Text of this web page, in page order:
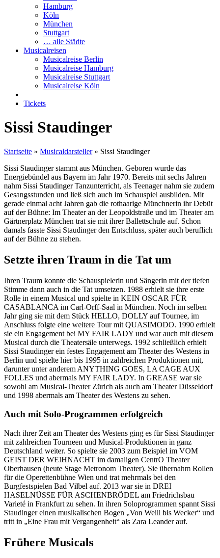
Hamburg
Köln
München
Stuttgart
… alle Städte
Musicalreisen
Musicalreise Berlin
Musicalreise Hamburg
Musicalreise Stuttgart
Musicalreise Köln
Tickets
Sissi Staudinger
Startseite » Musicaldarsteller» Sissi Staudinger
Sissi Staudinger stammt aus München. Geboren wurde das
Energiebündel aus Bayern im Jahr 1970. Bereits mit sechs Jahren
nahm Sissi Staudinger Tanzunterricht, als Teenager nahm sie zudem
Gesangsstunden und ließ sich auch im Schauspiel ausbilden. Mit
gerade einmal acht Jahren gab die rothaarige Münchnerin ihr Debüt
auf der Bühne: Im Theater an der Leopoldstraße und im Theater am
Gärtnerplatz München trat sie mit ihrer Ballettschule auf. Schon
damals fasste Sissi Staudinger den Entschluss, später auch beruflich
auf der Bühne zu stehen.
Setzte ihren Traum in die Tat um
Ihren Traum konnte die Schauspielerin und Sängerin mit der tiefen
Stimme dann auch in die Tat umsetzen. 1988 erhielt sie ihre erste
Rolle in einem Musical und spielte in KEIN OSCAR FÜR
CASABLANCA im Carl-Orff-Saal in München. Noch im selben
Jahr ging sie mit dem Stück HELLO, DOLLY auf Tournee, im
Anschluss folgte eine weitere Tour mit QUASIMODO. 1990 erhielt
sie ein Engagement bei MY FAIR LADY und war auch mit diesem
Musical durch die Theatersäle unterwegs. 1992 schließlich erhielt
Sissi Staudinger ein festes Engagement am Theater des Westens in
Berlin und spielte hier bis 1995 in zahlreichen Produktionen mit,
darunter unter anderem ANYTHING GOES, LA CAGE AUX
FOLLES und abermals MY FAIR LADY. In GREASE war sie
sowohl am Musical-Theater Zürich als auch am Theater Düsseldorf
und 1998 abermals am Theater des Westens zu sehen.
Auch mit Solo-Programmen erfolgreich
Nach ihrer Zeit am Theater des Westens ging es für Sissi Staudinger
mit zahlreichen Tourneen und Musical-Produktionen in ganz
Deutschland weiter. So spielte sie 2003 zum Beispiel im VOM
GEIST DER WEIHNACHT im damaligen CentrO Theater
Oberhausen (heute Stage Metronom Theater). Sie übernahm Rollen
für die Operettenbühne Wien und trat mehrmals bei den
Burgfestspielen Bad Vilbel auf. 2013 war sie in DREI
HASELNÜSSE FÜR ASCHENBRÖDEL am Friedrichsbau
Varieté in Frankfurt zu sehen. In ihren Soloprogrammen spannt Sissi
Staudinger einen musikalischen Bogen „Von Weill bis Wecker“ und
tritt in „Eine Frau mit Vergangenheit“ als Zara Leander auf.
Frühere Musicals